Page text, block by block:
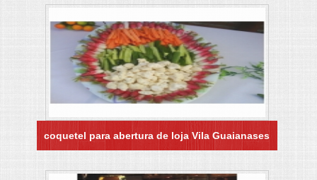
coquetel para abertura de loja Vila Guaianases